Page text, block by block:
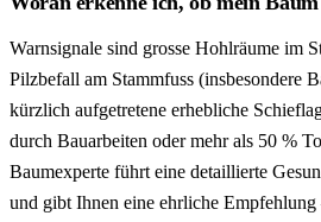
Warnsignale sind grosse Hohlräume im
Pilzbefall am Stammfuss (insbesondere
kürzlich aufgetretene erhebliche
durch Bauarbeiten oder mehr als 50 %
Baumexperte führt eine detaillierte
und gibt Ihnen eine ehrliche